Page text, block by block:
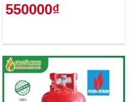
550000₫